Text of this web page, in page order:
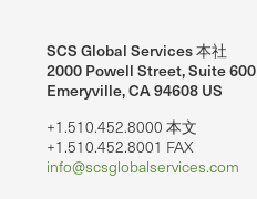
SCS Global Services 本社
2000 Powell Street, Suite 600
Emeryville, CA 94608 US
+1.510.452.8000 本文
+1.510.452.8001 FAX
info@scsglobalservices.com